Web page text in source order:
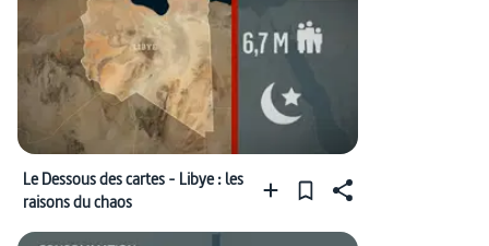
Le Dessous des cartes - Libye : les
raisons du chaos